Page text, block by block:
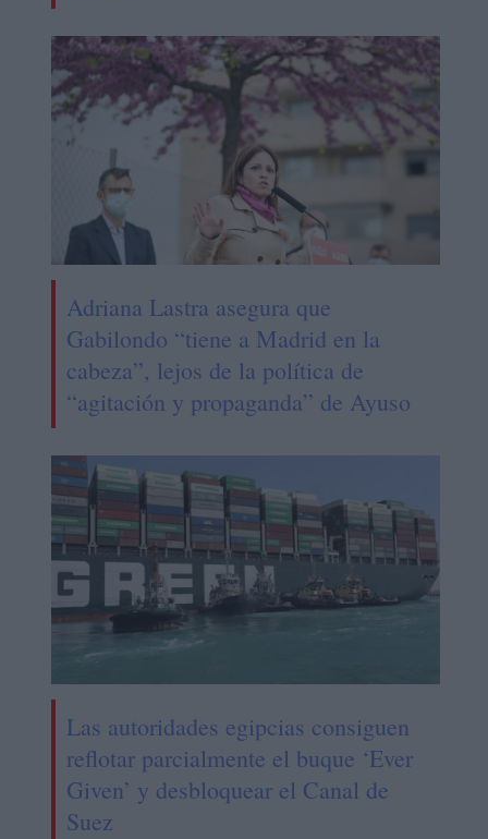
Adriana Lastra asegura que
Gabilondo “tiene a Madrid en la
cabeza”, lejos de la política de
“agitación y propaganda” de Ayuso
Las autoridades egipcias consiguen
reflotar parcialmente el buque ‘Ever
Given’ y desbloquear el Canal de
Suez